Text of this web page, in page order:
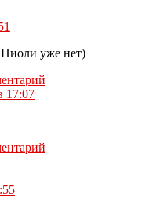
уже нет)
17:07